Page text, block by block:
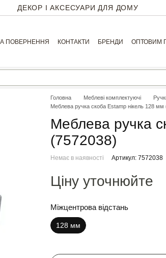
ДЕКОР І АКСЕСУАРИ ДЛЯ ДОМУ
ПОВЕРНЕННЯ КОНТАКТИ БРЕНДИ ОПТОВИМ
Головна Меблеві комплектуючі
Меблева ручка скоба Estamp нікель 128 мм
Меблева ручка
(7572038)
Немає в наявності Артикул: 7572038
Ціну уточнюйте
Міжцентрова відстань
128 мм